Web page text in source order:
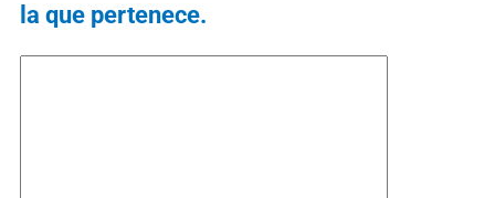
la que pertenece.